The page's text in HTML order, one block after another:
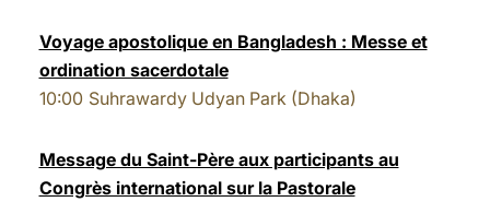
中文
Voyage apostolique en Bangladesh : Messe et
ordination sacerdotale
10:00 Suhrawardy Udyan Park (Dhaka)
Message du Saint-Père aux participants au
Congrès international sur la Pastorale